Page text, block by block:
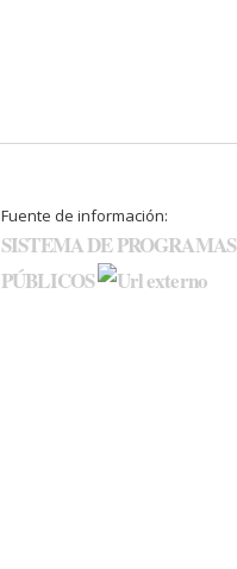
Fuente de información:
SISTEMA DE PROGRAMAS
PÚBLICOS